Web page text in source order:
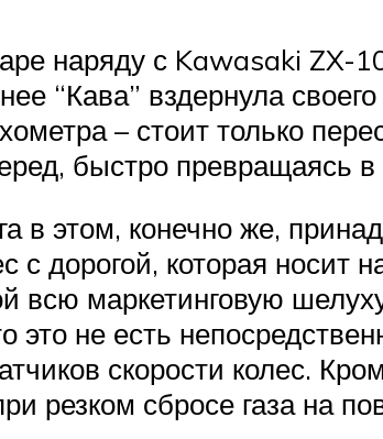
наряду с Kawasaki
“Кава” вздернула
– стоит только
быстро превращаясь в
в этом, конечно же,
с дорогой, которая
всю маркетинговую
это не есть
скорости колес.
резком сбросе газа на